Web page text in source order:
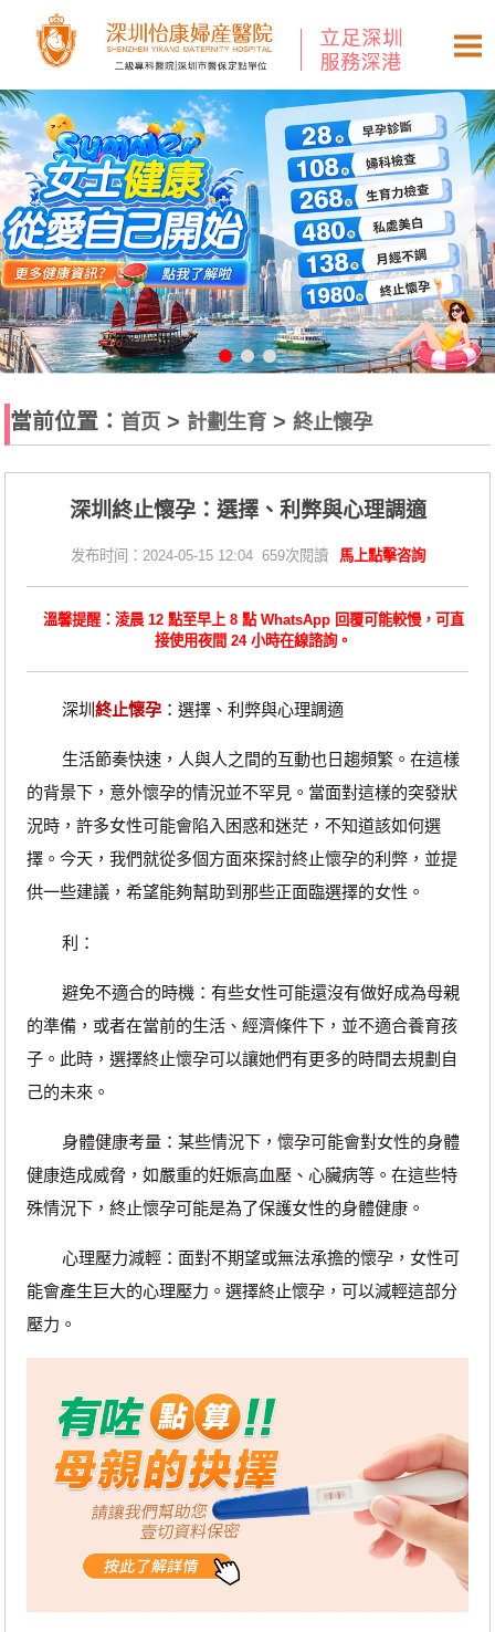
當前位置： 首页 > 計劃生育 >終止懷孕
深圳終止懷孕：選擇、利弊與心理調適
发布时间：2024-05-15 12:04 659次閱讀 馬上點擊咨詢
溫馨提醒：淩晨 12 點至早上 8 點 WhatsApp 回覆可能較慢，可直
接使用夜間 24 小時在線諮詢。
深圳 終止懷孕：選擇、利弊與心理調適
生活節奏快速，人與人之間的互動也日趨頻繁。在這樣
的背景下，意外懷孕的情況並不罕見。當面對這樣的突發狀
況時，許多女性可能會陷入困惑和迷茫，不知道該如何選
擇。今天，我們就從多個方面來探討終止懷孕的利弊，並提
供一些建議，希望能夠幫助到那些正面臨選擇的女性。
利：
避免不適合的時機：有些女性可能還沒有做好成為母親
的準備，或者在當前的生活、經濟條件下，並不適合養育孩
子。此時，選擇終止懷孕可以讓她們有更多的時間去規劃自
己的未來。
身體健康考量：某些情況下，懷孕可能會對女性的身體
健康造成威脅，如嚴重的妊娠高血壓、心臟病等。在這些特
殊情況下，終止懷孕可能是為了保護女性的身體健康。
心理壓力減輕：面對不期望或無法承擔的懷孕，女性可
能會產生巨大的心理壓力。選擇終止懷孕，可以減輕這部分
壓力。